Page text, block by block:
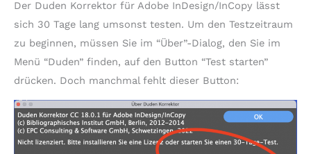
Der Duden Korrektor für Adobe InDesign/InCopy lässt
sich 30 Tage lang umsonst testen. Um den Testzeitraum
zu beginnen, müssen Sie im “Über”-Dialog, den Sie im
Menü “Duden” finden, auf den Button “Test starten”
drücken. Doch manchmal fehlt dieser Button: